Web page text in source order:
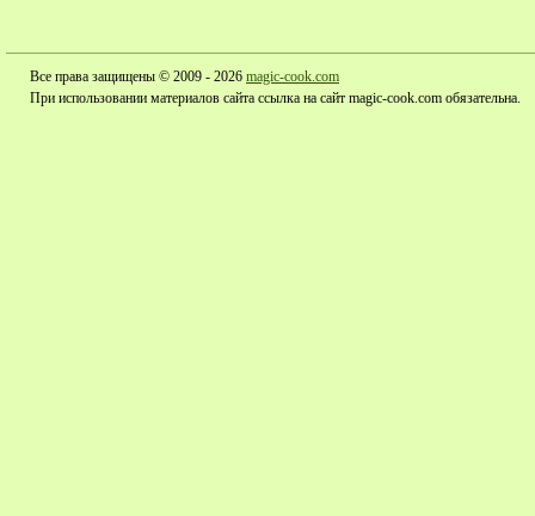
Все права защищены © 2009 - 2026 magic-cook.com
При использовании материалов сайта ссылка на сайт magic-cook.com обязательна.